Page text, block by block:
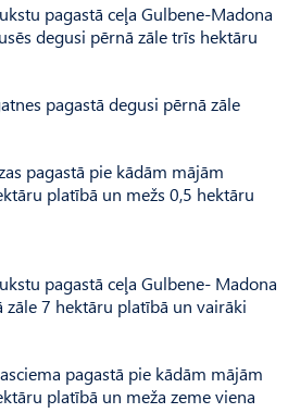
pagastā ceļa Gulbene-Madona
degusi pērnā zāle trīs hektāru
pagastā degusi pērnā zāle
pagastā pie kādām mājām
platībā un mežs 0,5 hektāru
pagastā ceļa Gulbene- Madona
7 hektāru platībā un vairāki
pagastā pie kādām mājām
platībā un meža zeme viena